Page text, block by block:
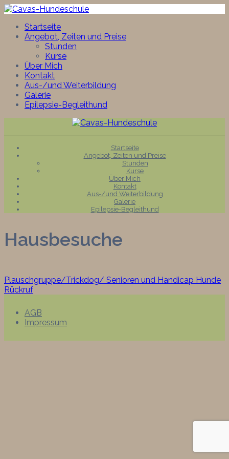
Startseite
Angebot, Zeiten und Preise
Stunden
Kurse
Über Mich
Kontakt
Aus-/und Weiterbildung
Galerie
Epilepsie-Begleithund
Startseite
Angebot, Zeiten und Preise
Stunden
Kurse
Über Mich
Kontakt
Aus-/und Weiterbildung
Galerie
Epilepsie-Begleithund
Hausbesuche
Beitragsnavigation
Plauschgruppe/Trickdog/ Senioren und Handicap Hunde
Rückruf
AGB
Impressum